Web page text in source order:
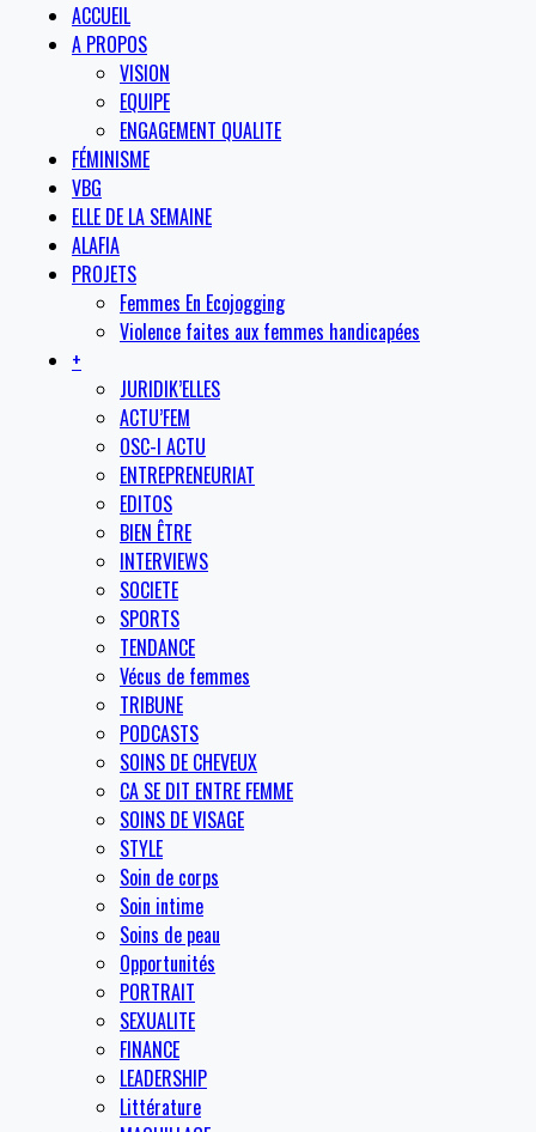
ACCUEIL
A PROPOS
VISION
EQUIPE
ENGAGEMENT QUALITE
FÉMINISME
VBG
ELLE DE LA SEMAINE
ALAFIA
PROJETS
Femmes En Ecojogging
Violence faites aux femmes handicapées
+
JURIDIK’ELLES
ACTU’FEM
OSC-I ACTU
ENTREPRENEURIAT
EDITOS
BIEN ÊTRE
INTERVIEWS
SOCIETE
SPORTS
TENDANCE
Vécus de femmes
TRIBUNE
PODCASTS
SOINS DE CHEVEUX
CA SE DIT ENTRE FEMME
SOINS DE VISAGE
STYLE
Soin de corps
Soin intime
Soins de peau
Opportunités
PORTRAIT
SEXUALITE
FINANCE
LEADERSHIP
Littérature